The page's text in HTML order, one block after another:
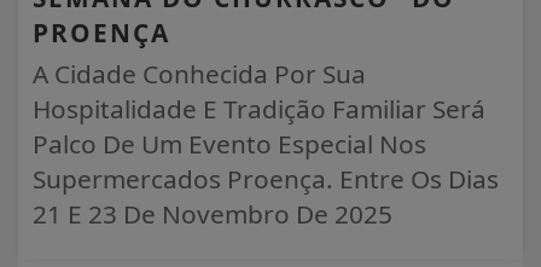
PROENÇA
A Cidade Conhecida Por Sua
Hospitalidade E Tradição Familiar Será
Palco De Um Evento Especial Nos
Supermercados Proença. Entre Os Dias
21 E 23 De Novembro De 2025